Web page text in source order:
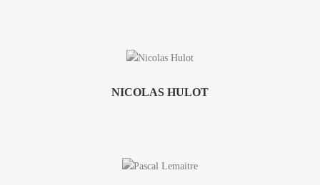
NICOLAS HULOT